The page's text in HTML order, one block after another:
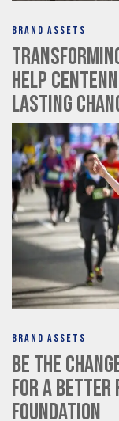
BRAND ASSETS
Help
Lasting
BRAND ASSETS
Be the
for a Better
Foundation